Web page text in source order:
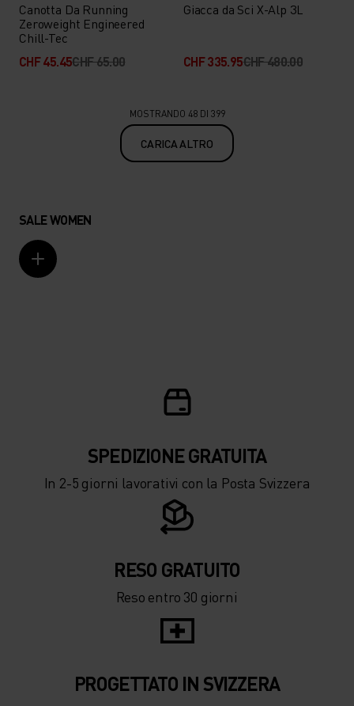
Canotta Da Running
Zeroweight Engineered
Chill-Tec
CHF 45.45CHF 65.00
Giacca da Sci X-Alp 3L
CHF 335.95CHF 480.00
MOSTRANDO 48 DI 399
CARICA ALTRO
SALE WOMEN
SPEDIZIONE ​​​​​​GRATUITA
In 2-5 giorni lavorativi con la Posta Svizzera
RESO GRATUITO
Reso entro 30 giorni
PROGETTATO IN SVIZZERA